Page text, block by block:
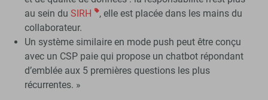
au sein du SIRH
, elle est placée dans les mains du
collaborateur.
Un système similaire en mode push peut être conçu
avec un CSP paie qui propose un chatbot répondant
d’emblée aux 5 premières questions les plus
récurrentes. »